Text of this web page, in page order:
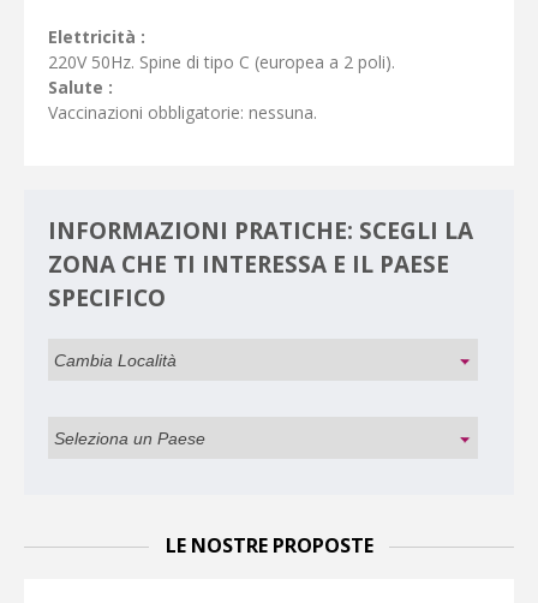
Elettricità :
220V 50Hz. Spine di tipo C (europea a 2 poli).
Salute :
Vaccinazioni obbligatorie: nessuna.
INFORMAZIONI PRATICHE: SCEGLI LA
ZONA CHE TI INTERESSA E IL PAESE
SPECIFICO
LE NOSTRE PROPOSTE